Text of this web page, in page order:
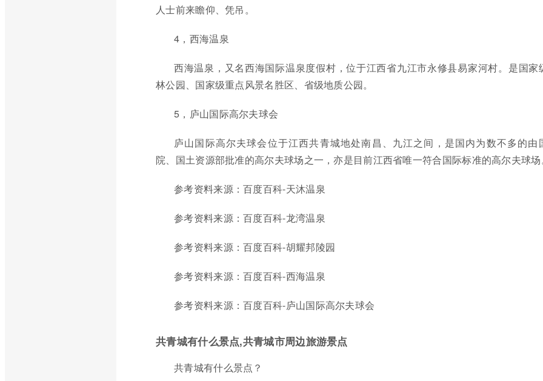
人士前来瞻仰、凭吊。
4，西海温泉
西海温泉，又名西海国际温泉度假村，位于江西省九江市永修县易家河村。是国家
林公园、国家级重点风景名胜区、省级地质公园。
5，庐山国际高尔夫球会
庐山国际高尔夫球会位于江西共青城地处南昌、九江之间，是国内为数不多的由
院、国土资源部批准的高尔夫球场之一，亦是目前江西省唯一符合国际标准的高尔夫球场
参考资料来源：百度百科-天沐温泉
参考资料来源：百度百科-龙湾温泉
参考资料来源：百度百科-胡耀邦陵园
参考资料来源：百度百科-西海温泉
参考资料来源：百度百科-庐山国际高尔夫球会
共青城有什么景点,共青城市周边旅游景点
共青城有什么景点？